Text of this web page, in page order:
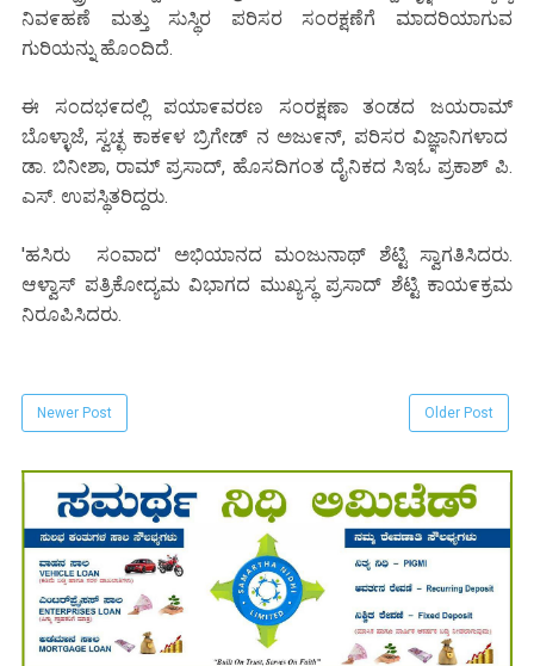
ನಿವ೯ಹಣೆ ಮತ್ತು ಸುಸ್ಥಿರ ಪರಿಸರ ಸಂರಕ್ಷಣೆಗೆ ಮಾದರಿಯಾಗುವ
ಗುರಿಯನ್ನು ಹೊಂದಿದೆ.
ಈ ಸಂದಭ೯ದಲ್ಲಿ ಪಯಾ೯ವರಣ ಸಂರಕ್ಷಣಾ ತಂಡದ ಜಯರಾಮ್
ಬೊಳ್ಳಾಜೆ, ಸ್ವಚ್ಛ ಕಾಕ೯ಳ ಬ್ರಿಗೇಡ್ ನ ಅಜು೯ನ್, ಪರಿಸರ ವಿಜ್ಞಾನಿಗಳಾದ
ಡಾ. ಬಿನೀಶಾ, ರಾಮ್ ಪ್ರಸಾದ್, ಹೊಸದಿಗಂತ ದೈನಿಕದ ಸಿಇಓ ಪ್ರಕಾಶ್ ಪಿ.
ಎಸ್. ಉಪಸ್ಥಿತರಿದ್ದರು.
'ಹಸಿರು ಸಂವಾದ' ಅಭಿಯಾನದ ಮಂಜುನಾಥ್ ಶೆಟ್ಟಿ ಸ್ವಾಗತಿಸಿದರು.
ಆಳ್ವಾಸ್ ಪತ್ರಿಕೋದ್ಯಮ ವಿಭಾಗದ ಮುಖ್ಯಸ್ಥ ಪ್ರಸಾದ್ ಶೆಟ್ಟಿ ಕಾಯ೯ಕ್ರಮ
ನಿರೂಪಿಸಿದರು.
Newer Post Older Post